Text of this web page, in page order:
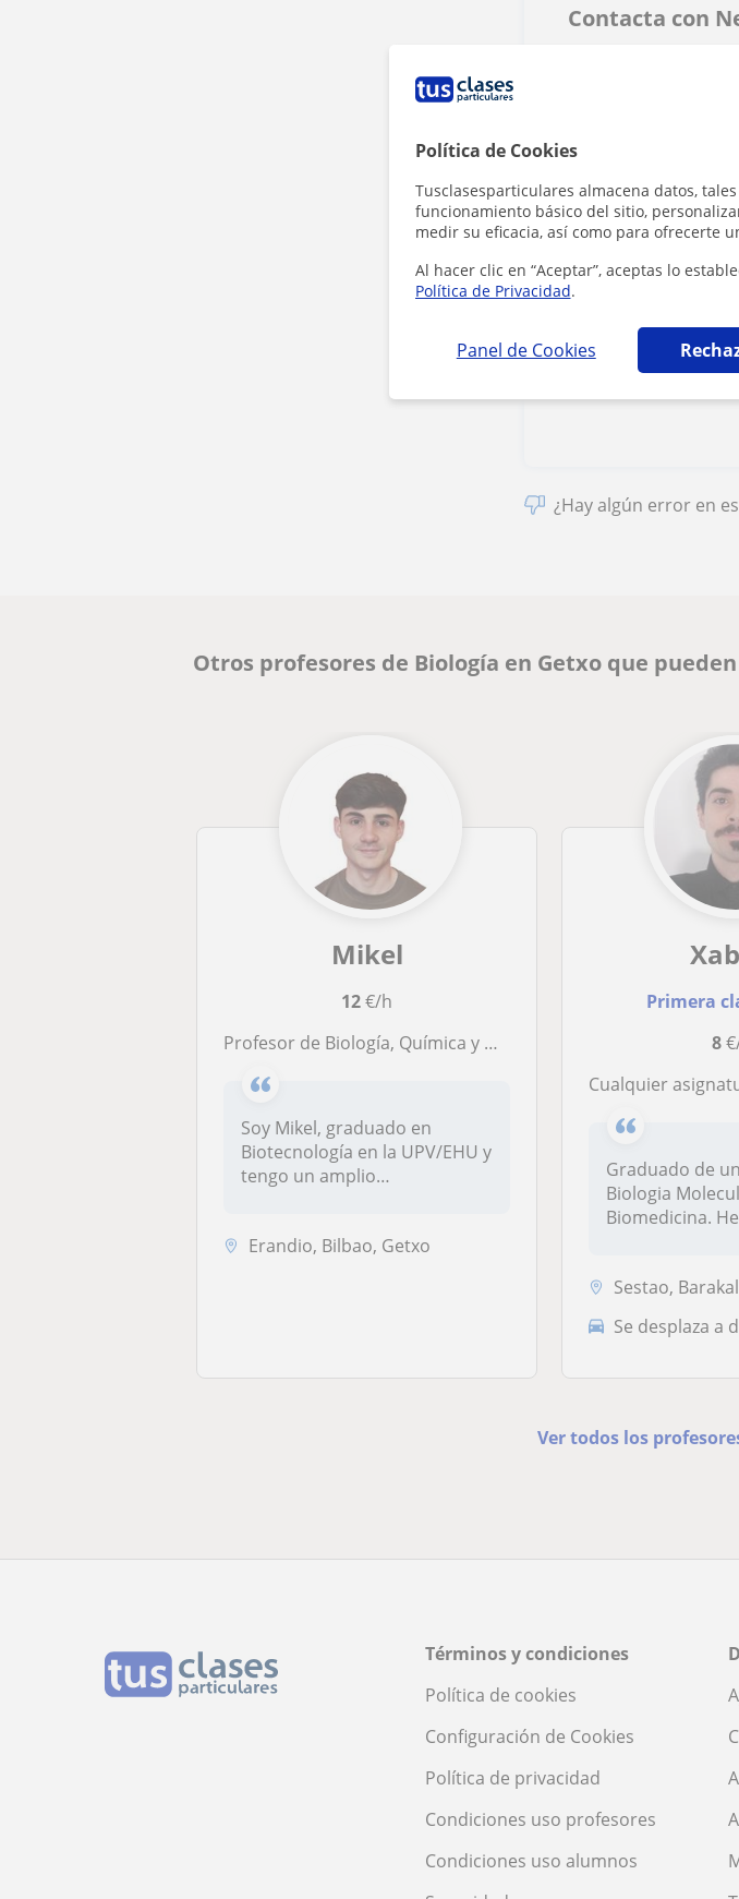
Política de Cookies
Tusclasesparticulares almacena datos,
funcionamiento básico del sitio,
medir su eficacia, así como para ofrecerte
Al hacer clic en “Aceptar”, aceptas lo
Política de Privacidad.
Panel de Cookies
Contacta con
¿Hay algún error en
Otros profesores de Biología en Getxo que
Mikel
12€/h
Profesor de Biología, Química y Matemáticas apto para todos los niveles
Soy Mikel, graduado en
Biotecnología en la UPV/EHU y
tengo un amplio
Erandio, Bilbao, Getxo
Primera
8
Cualquier asignatura de primaria, las tecnico/
Graduado de
Biologia
Biomedicina.
Sestao, Barakaldo,
Se desplaza a
Ver todos los
Términos y condiciones
Política de cookies
Configuración de Cookies
Política de privacidad
Condiciones uso profesores
Condiciones uso alumnos